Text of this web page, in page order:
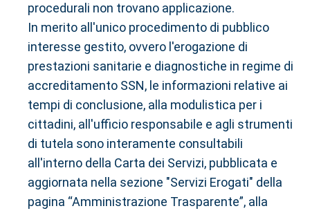
procedurali non trovano applicazione.
In merito all'unico procedimento di pubblico
interesse gestito, ovvero l'erogazione di
prestazioni sanitarie e diagnostiche in regime di
accreditamento SSN, le informazioni relative ai
tempi di conclusione, alla modulistica per i
cittadini, all'ufficio responsabile e agli strumenti
di tutela sono interamente consultabili
all'interno della Carta dei Servizi, pubblicata e
aggiornata nella sezione "Servizi Erogati" della
pagina “Amministrazione Trasparente”, alla